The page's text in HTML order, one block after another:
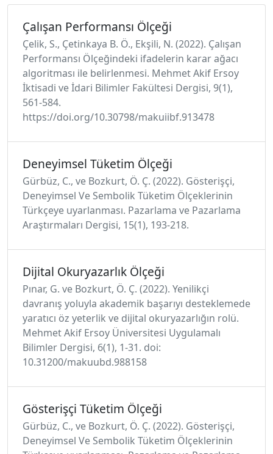
Çalışan Performansı Ölçeği
Çelik, S., Çetinkaya B. Ö., Ekşili, N. (2022). Çalışan
Performansı Ölçeğindeki ifadelerin karar ağacı
algoritması ile belirlenmesi. Mehmet Akif Ersoy
İktisadi ve İdari Bilimler Fakültesi Dergisi, 9(1),
561-584.
https://doi.org/10.30798/makuiibf.913478
Deneyimsel Tüketim Ölçeği
Gürbüz, C., ve Bozkurt, Ö. Ç. (2022). Gösterişçi,
Deneyimsel Ve Sembolik Tüketim Ölçeklerinin
Türkçeye uyarlanması. Pazarlama ve Pazarlama
Araştırmaları Dergisi, 15(1), 193-218.
Dijital Okuryazarlık Ölçeği
Pınar, G. ve Bozkurt, Ö. Ç. (2022). Yenilikçi
davranış yoluyla akademik başarıyı desteklemede
yaratıcı öz yeterlik ve dijital okuryazarlığın rolü.
Mehmet Akif Ersoy Üniversitesi Uygulamalı
Bilimler Dergisi, 6(1), 1-31. doi:
10.31200/makuubd.988158
Gösterişçi Tüketim Ölçeği
Gürbüz, C., ve Bozkurt, Ö. Ç. (2022). Gösterişçi,
Deneyimsel Ve Sembolik Tüketim Ölçeklerinin